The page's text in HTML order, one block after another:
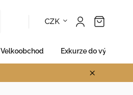
CZK
Velkoobchod Exkurze do výroby